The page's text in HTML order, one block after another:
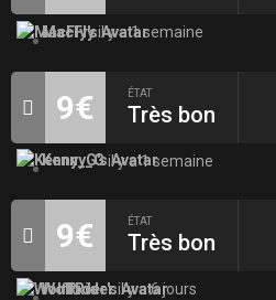
MacFlyil y a 1 semaine
9€ ÉTAT
Très bon
Kenny_Gil y a 1 semaine
9€ ÉTAT
Très bon
WolfRideril y a 6 jours